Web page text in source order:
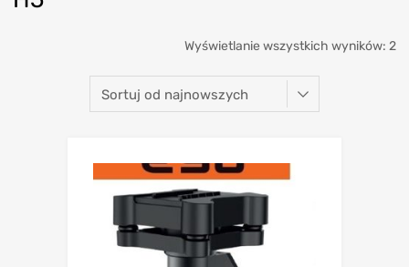
Wyświetlanie wszystkich wyników: 2